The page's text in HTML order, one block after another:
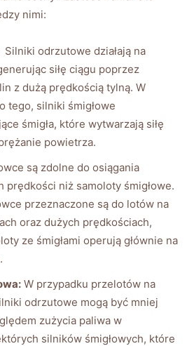
‌nimi:
‍ Silniki odrzutowe⁢ działają na
siłę⁤ ciągu poprzez
z dużą ⁣prędkością tylną. W
tego, silniki śmigłowe
śmigła, które‌ wytwarzają siłę⁢
powietrza.
są⁣ zdolne do ​osiągania
prędkości niż⁣ samoloty śmigłowe.⁢
przeznaczone są do lotów na
oraz dużych prędkościach,
ze śmigłami operują głównie na
W przypadku przelotów na
‌odrzutowe ​mogą być⁣ mniej
zużycia paliwa w
⁣silników śmigłowych, które